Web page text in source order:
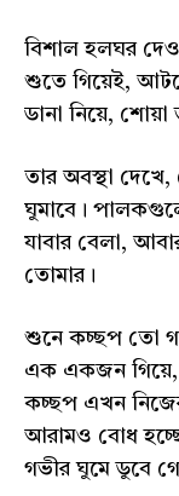
বিশাল হলঘর
শুতে গিয়েই,
ডানা নিয়ে, শোয়া
তার অবস্থা
ঘুমাবে।
যাবার বেলা,
তোমার।
শুনে কচ্ছপ তো
এক একজন গিয়ে,
কচ্ছপ এখন
আরামও বোধ
গভীর ঘুমে ডুবে